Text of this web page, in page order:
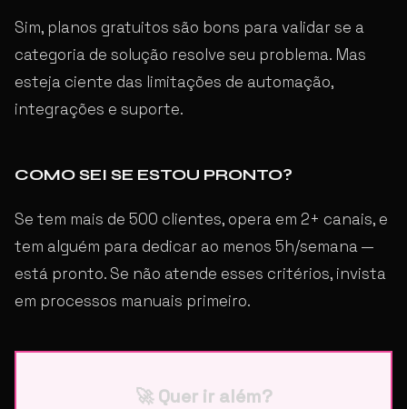
Sim, planos gratuitos são bons para validar se a
categoria de solução resolve seu problema. Mas
esteja ciente das limitações de automação,
integrações e suporte.
COMO SEI SE ESTOU PRONTO?
Se tem mais de 500 clientes, opera em 2+ canais, e
tem alguém para dedicar ao menos 5h/semana —
está pronto. Se não atende esses critérios, invista
em processos manuais primeiro.
🚀 Quer ir além?